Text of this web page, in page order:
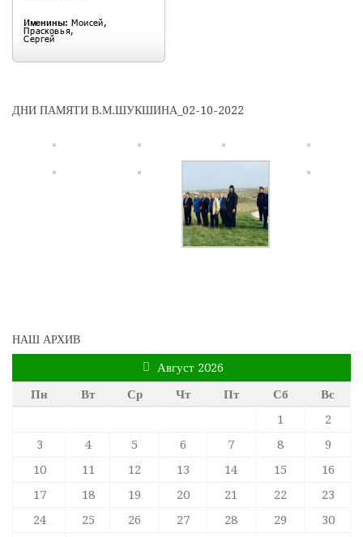
ДНИ ПАМЯТИ В.М.ШУКШИНА_02-10-2022
НАШ АРХИВ
Август 2026
Пн
Вт Ср Чт Пт Сб
Вс
1
2
3
4 5 6 7 8
9
10
11 12 13 14 15
16
17
18 19 20 21 22
23
24
25 26 27 28 29
30